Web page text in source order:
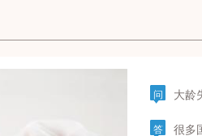
问 大龄
答
很多